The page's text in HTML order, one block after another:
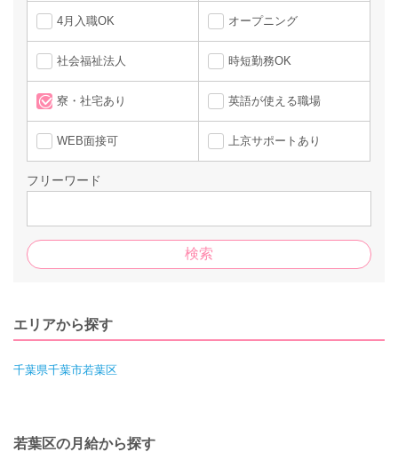
4月入職OK オープニング
社会福祉法人 時短勤務OK
寮・社宅あり 英語が使える職場
WEB面接可 上京サポートあり
フリーワード
エリアから探す
千葉県千葉市若葉区
若葉区の月給から探す